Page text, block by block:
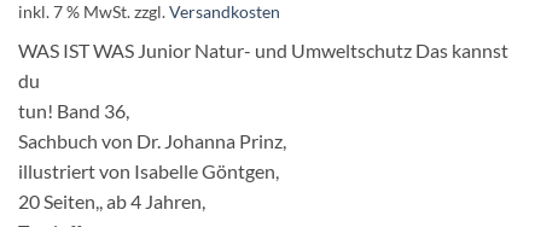
inkl. 7 % MwSt.zzgl.Versandkosten
WAS IST WAS Junior Natur- und Umweltschutz Das kannst
du
tun! Band 36,
Sachbuch von Dr. Johanna Prinz,
illustriert von Isabelle Göntgen,
20 Seiten,, ab 4 Jahren,